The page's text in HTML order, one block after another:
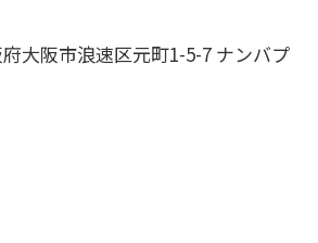
大阪市浪速区元町1-5-7 ナンバプ